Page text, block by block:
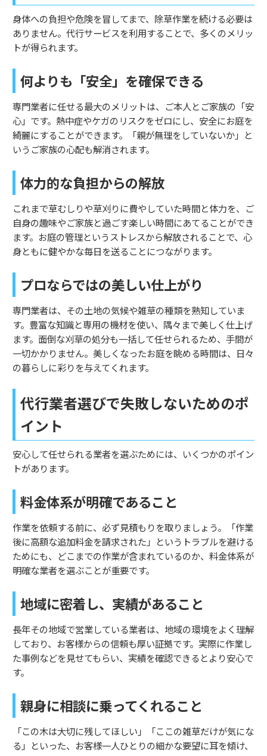
身体への負担や危険を冒してまで、除草作業を続ける必要は
ありません。代行サービスを利用することで、多くのメリッ
トが得られます。
何よりも「安全」を確保できる
専門業者に任せる最大のメリットは、ご本人とご家族の「安
心」です。熱中症やケガのリスクをゼロにし、安全にお庭を
綺麗にすることができます。「親が無理をしていないか」と
いうご家族の心配も解消されます。
体力的な負担からの解放
これまで草むしりや草刈りに費やしていた時間と体力を、ご
自身の趣味やご家族と過ごす楽しい時間にあてることができ
ます。お庭の管理というストレスから解放されることで、心
身ともに健やかな毎日を送ることにつながります。
プロならではの美しい仕上がり
専門業者は、その土地の気候や雑草の種類を熟知していま
す。豊富な知識と専用の機材を使い、隅々まで美しく仕上げ
ます。面倒な刈草の処分も一括して任せられるため、手間が
一切かかりません。美しくなったお庭を眺める時間は、日々
の暮らしに彩りを与えてくれます。
代行業者選びで失敗しないためのポ
イント
安心して任せられる業者を選ぶためには、いくつかのポイン
トがあります。
料金体系が明確であること
作業を依頼する前に、必ず見積もりを取りましょう。「作業
後に高額な追加料金を請求された」というトラブルを避ける
ためにも、どこまでの作業が含まれているのか、料金体系が
明確な業者を選ぶことが重要です。
地域に密着し、実績があること
長年その地域で営業している業者は、地域の環境をよく理解
しており、お客様からの信頼も厚い証拠です。実際に作業し
た事例などを見せてもらい、実績を確認できるとより安心で
す。
親身に相談に乗ってくれること
「この木は大切に残してほしい」「ここの雑草だけが気にな
る」といった、お客様一人ひとりの細かな要望に耳を傾け、